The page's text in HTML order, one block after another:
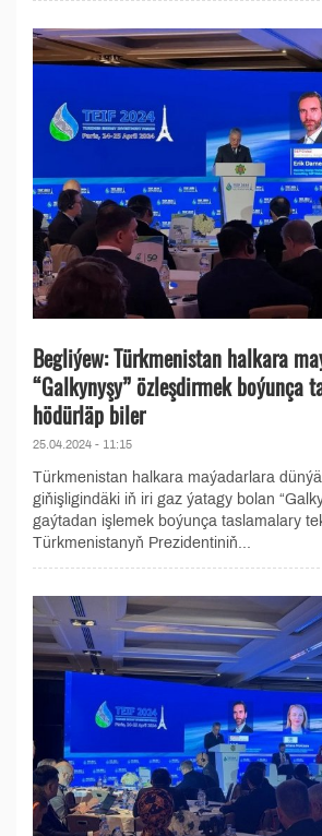
Begliýew: Türkmenistan halkara
“Galkynyşy” özleşdirmek boýunça
hödürläp biler
25.04.2024 - 11:15
Türkmenistan halkara maýadarlara
giňişligindäki iň iri gaz ýatagy bolan
gaýtadan işlemek boýunça taslamalary
Türkmenistanyň Prezidentiniň...